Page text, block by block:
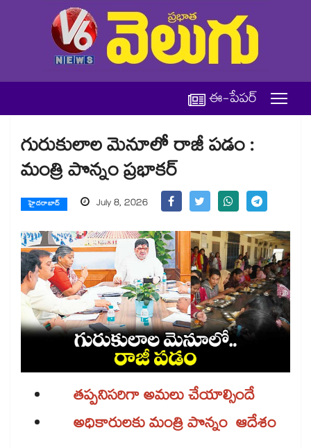
ఈ-పేపర్
గురుకులాల మెనూలో రాజీ పడం :
మంత్రి పొన్నం ప్రభాకర్
హైదరాబాద్ July 8, 2026
తప్పనిసరిగా అమలు చేయాల్సిందే
అధికారులకు మంత్రి పొన్నం ఆదేశం